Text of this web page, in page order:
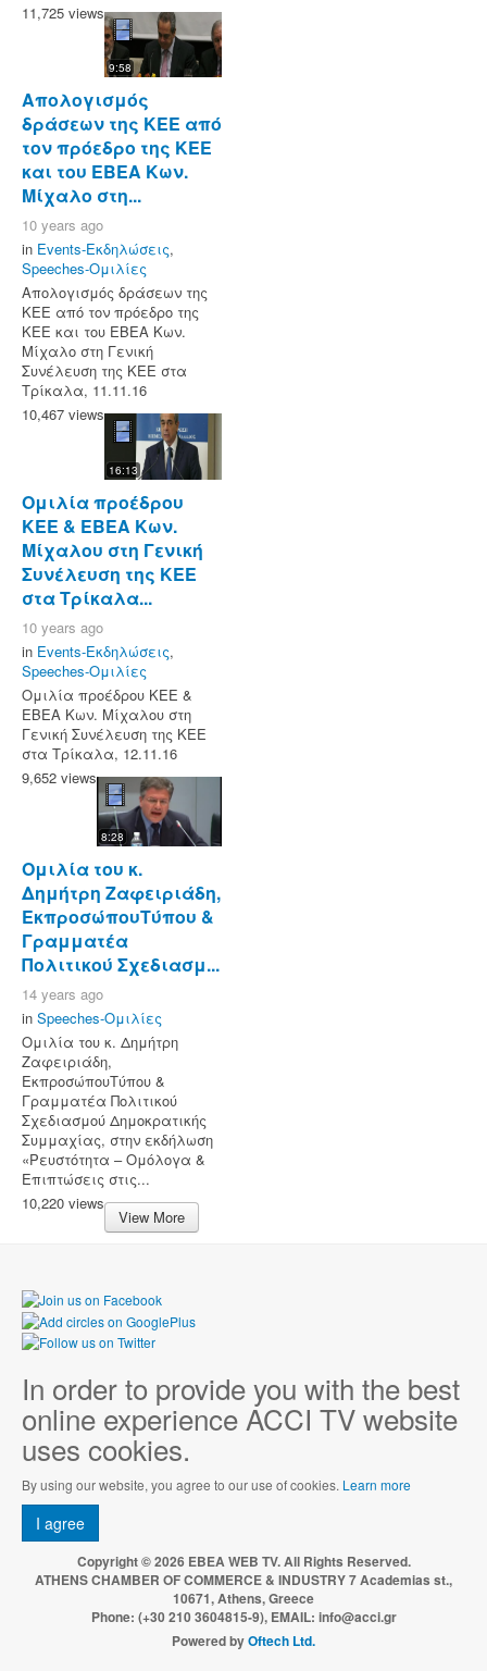
11,725 views
9:58
Απολογισμός
δράσεων της ΚΕΕ από
τον πρόεδρο της ΚΕΕ
και του ΕΒΕΑ Κων.
Μίχαλο στη...
10 years ago
in Events-Εκδηλώσεις,
Speeches-Ομιλίες
Απολογισμός δράσεων της
ΚΕΕ από τον πρόεδρο της
ΚΕΕ και του ΕΒΕΑ Κων.
Μίχαλο στη Γενική
Συνέλευση της ΚΕΕ στα
Τρίκαλα, 11.11.16
10,467 views
16:13
Ομιλία προέδρου
ΚΕΕ & ΕΒΕΑ Κων.
Μίχαλου στη Γενική
Συνέλευση της ΚΕΕ
στα Τρίκαλα...
10 years ago
in Events-Εκδηλώσεις,
Speeches-Ομιλίες
Ομιλία προέδρου ΚΕΕ &
ΕΒΕΑ Κων. Μίχαλου στη
Γενική Συνέλευση της ΚΕΕ
στα Τρίκαλα, 12.11.16
9,652 views
8:28
Ομιλία του κ.
Δημήτρη Ζαφειριάδη,
ΕκπροσώπουΤύπου &
Γραμματέα
Πολιτικού Σχεδιασμ...
14 years ago
in Speeches-Ομιλίες
Ομιλία του κ. Δημήτρη
Ζαφειριάδη,
ΕκπροσώπουΤύπου &
Γραμματέα Πολιτικού
Σχεδιασμού Δημοκρατικής
Συμμαχίας, στην εκδήλωση
«Ρευστότητα – Ομόλογα &
Επιπτώσεις στις...
10,220 views
View More
In order to provide you with the best
online experience ACCI TV website
uses cookies.
By using our website, you agree to our use of cookies. Learn more
I agree
Copyright © 2026 EBEA WEB TV. All Rights Reserved.
ATHENS CHAMBER OF COMMERCE & INDUSTRY 7 Academias st.,
10671, Athens, Greece
Phone: (+30 210 3604815-9), EMAIL: info@acci.gr
Powered byOftech Ltd.